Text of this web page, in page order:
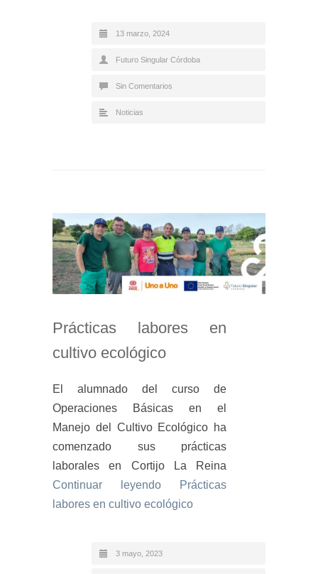
13 marzo, 2024
Futuro Singular Córdoba
Sin Comentarios
Noticias
Prácticas labores en
cultivo ecológico
El alumnado del curso de
Operaciones Básicas en el
Manejo del Cultivo Ecológico ha
comenzado sus prácticas
laborales en Cortijo La Reina
Continuar leyendo Prácticas
labores en cultivo ecológico
3 mayo, 2023